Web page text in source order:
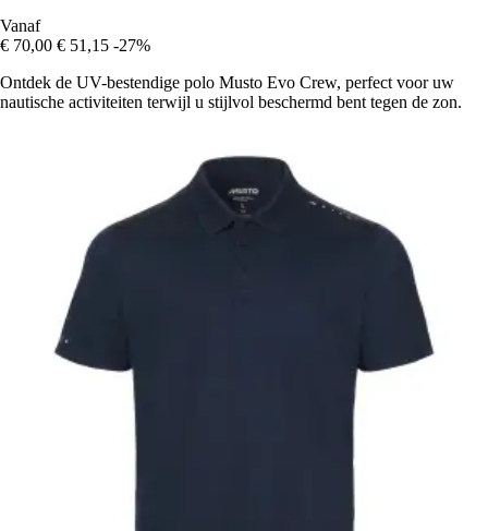
Vanaf
€ 70,00 € 51,15 -27%
Ontdek de UV-bestendige polo Musto Evo Crew, perfect voor uw
nautische activiteiten terwijl u stijlvol beschermd bent tegen de zon.